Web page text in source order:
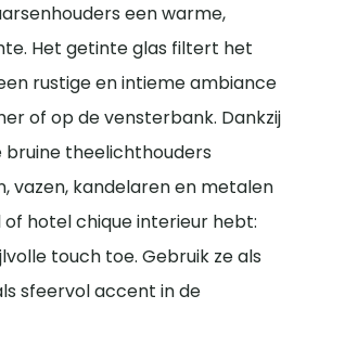
een warme,
Het getinte glas filtert het
rustige en intieme ambiance
of op de vensterbank. Dankzij
bruine theelichthouders
vazen, kandelaren en metalen
of hotel chique interieur hebt:
touch toe. Gebruik ze als
sfeervol accent in de